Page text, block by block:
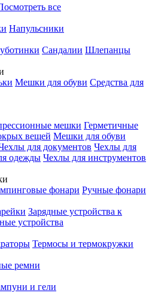
все
Напульсники
Сандалии Шлепанцы
Мешки для обуви Средства для
мешки Герметичные
вещей Мешки для обуви
для документов Чехлы для
одежды Чехлы для инструментов
фонари Ручные фонари
Зарядные устройства к
устройства
Термосы и термокружки
ремни
и гели